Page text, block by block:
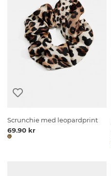
Scrunchie med leopardprint
69.90 kr